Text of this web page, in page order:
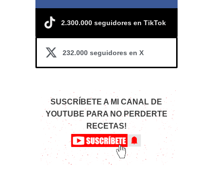
2.300.000 seguidores en TikTok
232.000 seguidores en X
SUSCRÍBETE A MI CANAL DE
YOUTUBE PARA NO PERDERTE
RECETAS!